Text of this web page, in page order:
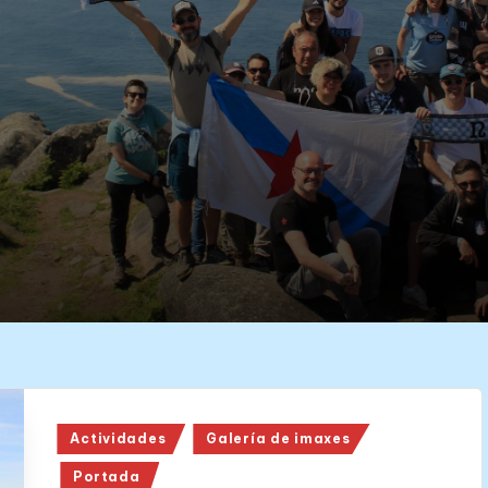
Posted
in
Actividades Galería de imaxes
Portada